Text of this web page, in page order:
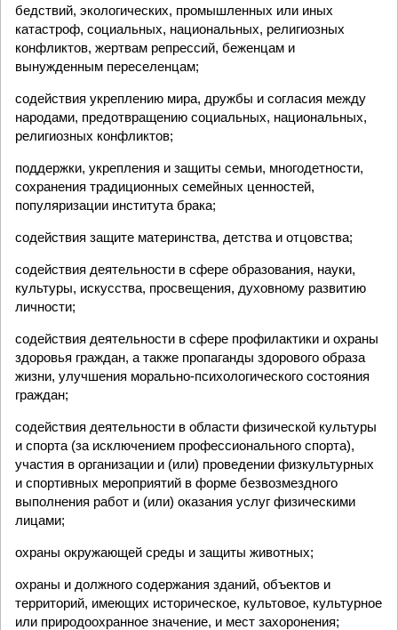
бедствий, экологических, промышленных или иных
катастроф, социальных, национальных, религиозных
конфликтов, жертвам репрессий, беженцам и
вынужденным переселенцам;
содействия укреплению мира, дружбы и согласия между
народами, предотвращению социальных, национальных,
религиозных конфликтов;
поддержки, укрепления и защиты семьи, многодетности,
сохранения традиционных семейных ценностей,
популяризации института брака;
содействия защите материнства, детства и отцовства;
содействия деятельности в сфере образования, науки,
культуры, искусства, просвещения, духовному развитию
личности;
содействия деятельности в сфере профилактики и охраны
здоровья граждан, а также пропаганды здорового образа
жизни, улучшения морально-психологического состояния
граждан;
содействия деятельности в области физической культуры
и спорта (за исключением профессионального спорта),
участия в организации и (или) проведении физкультурных
и спортивных мероприятий в форме безвозмездного
выполнения работ и (или) оказания услуг физическими
лицами;
охраны окружающей среды и защиты животных;
охраны и должного содержания зданий, объектов и
территорий, имеющих историческое, культовое, культурное
или природоохранное значение, и мест захоронения;